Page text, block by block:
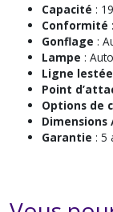
Capacité :
Conformité
Gonflage :
Lampe :
Ligne lestée
Point
Options de
Dimensions
Garantie : 5